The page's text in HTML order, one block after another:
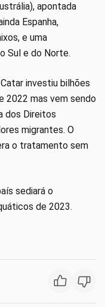
apontada
Espanha,
e uma
Sul e do Norte.
investiu bilhões
2022 mas vem sendo
dos Direitos
migrantes. O
o tratamento sem
sediará o
de 2023.